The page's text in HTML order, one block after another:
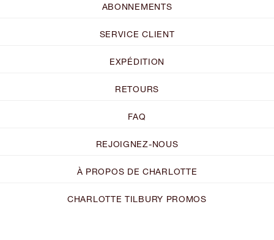
ABONNEMENTS
SERVICE CLIENT
EXPÉDITION
RETOURS
FAQ
REJOIGNEZ-NOUS
À PROPOS DE CHARLOTTE
CHARLOTTE TILBURY PROMOS